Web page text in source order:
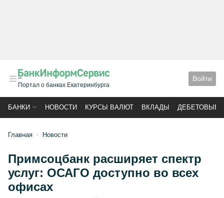
Портал о банках Екатеринбурга
Войти
БАНКИ НОВОСТИ КУРСЫ ВАЛЮТ ВКЛАДЫ ДЕБЕТОВЫЕ
Главная Новости
Примсоцбанк расширяет спектр
услуг: ОСАГО доступно во всех
офисах